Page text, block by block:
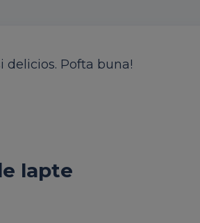
delicios. Pofta buna!
lapte